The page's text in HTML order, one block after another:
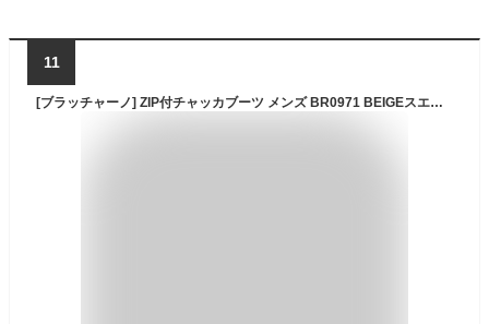
11
[ブラッチャーノ] ZIP付チャッカブーツ メンズ BR0971 BEIGEスエード 25.0 cm